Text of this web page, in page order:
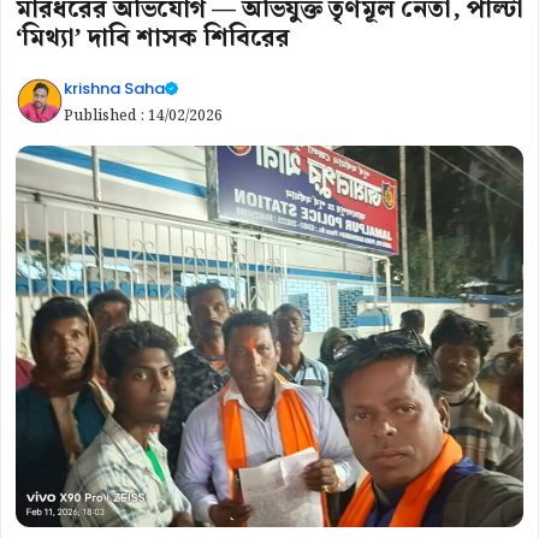
মারধরের অভিযোগ — অভিযুক্ত তৃণমূল নেতা, পাল্টা
‘মিথ্যা’ দাবি শাসক শিবিরের
krishna Saha
Published : 14/02/2026